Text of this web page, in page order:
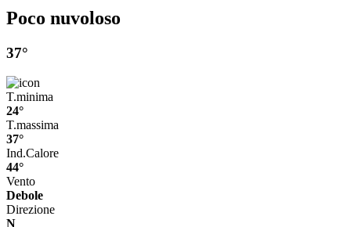
Poco nuvoloso
37°
T.minima
24°
T.massima
37°
Ind.Calore
44°
Vento
Debole
Direzione
N